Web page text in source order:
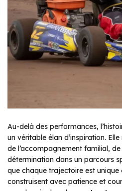
Au-delà des performances,
un véritable élan d’inspiration.
de l’accompagnement familial,
détermination dans un parcours
que chaque trajectoire est unique
construisent avec patience et